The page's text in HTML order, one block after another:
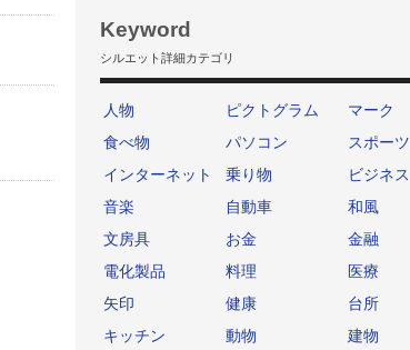
Keyword
シルエット詳細カテゴリ
人物 ピクトグラム
マーク
食べ物
パソコン
スポーツ
インターネット
乗り物
ビジネス
音楽
自動車
和風
文房具
お金
金融
電化製品
料理
医療
矢印
健康
台所
キッチン
動物
建物